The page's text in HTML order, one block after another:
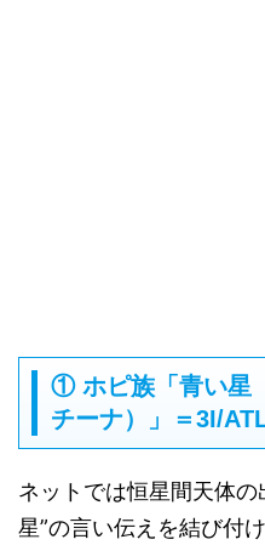
① ホピ族「青い星
チーナ）」＝3I/
ネットでは恒星間天体
星”の言い伝えを結び付